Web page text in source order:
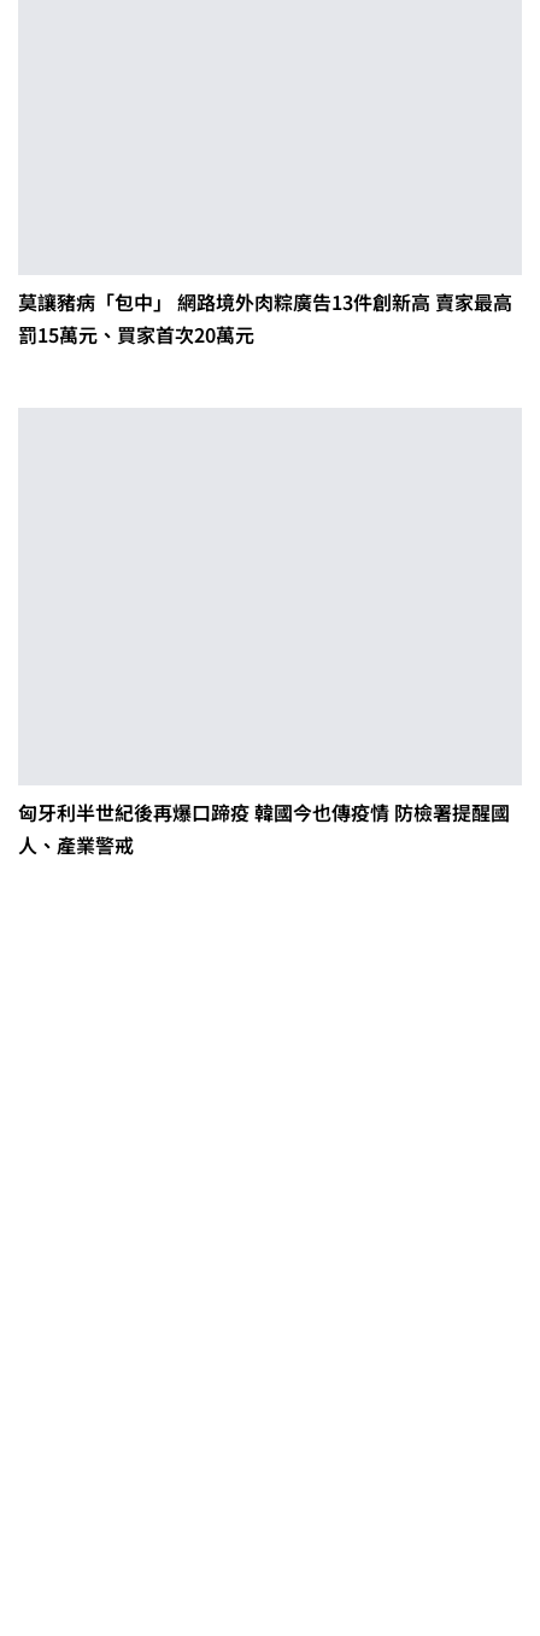
莫讓豬病「包中」 網路境外肉粽廣告13件創新高 賣家最高
罰15萬元、買家首次20萬元
匈牙利半世紀後再爆口蹄疫 韓國今也傳疫情 防檢署提醒國
人、產業警戒